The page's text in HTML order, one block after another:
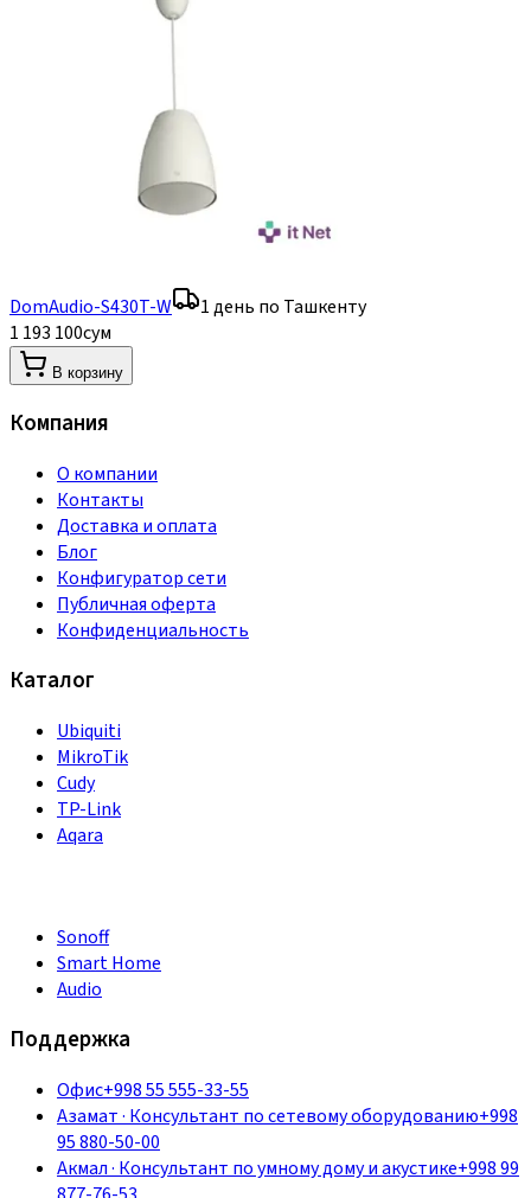
DomAudio-S430T-W
1 день по Ташкенту
1 193 100сум
В корзину
Компания
О компании
Контакты
Доставка и оплата
Блог
Конфигуратор сети
Публичная оферта
Конфиденциальность
Каталог
Ubiquiti
MikroTik
Cudy
TP-Link
Aqara
Sonoff
Smart Home
Audio
Поддержка
Офис+998 55 555-33-55
Азамат· Консультант по сетевому оборудованию+998
95 880-50-00
Акмал· Консультант по умному дому и акустике+998 99